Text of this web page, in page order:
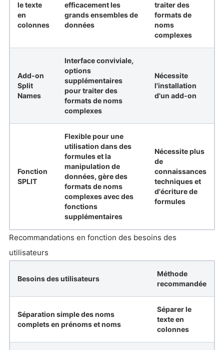
le texte
en
colonnes
efficacement les
grands ensembles de
données
traiter des
formats de
noms
complexes
Add-on
Split
Names
Interface conviviale,
options
supplémentaires
pour traiter des
formats de noms
complexes
Nécessite
l'installation
d'un add-on
Fonction
SPLIT
Flexible pour une
utilisation dans des
formules et la
manipulation de
données, gère des
formats de noms
complexes avec des
fonctions
supplémentaires
Nécessite plus
de
connaissances
techniques et
d'écriture de
formules
Recommandations en fonction des besoins des
utilisateurs
Besoins des utilisateurs
Méthode
recommandée
Séparation simple des noms
complets en prénoms et noms
Séparer le
texte en
colonnes